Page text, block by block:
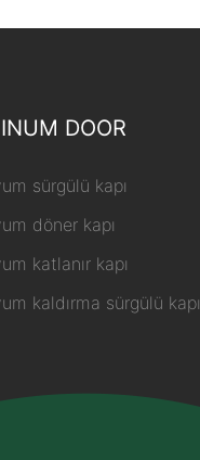
DOOR
sürgülü kapı
döner kapı
katlanır kapı
kaldırma sürgülü kapı